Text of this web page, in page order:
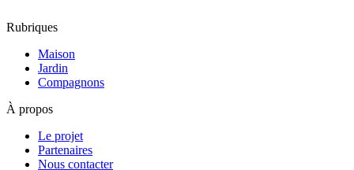
Rubriques
Maison
Jardin
Compagnons
À propos
Le projet
Partenaires
Nous contacter